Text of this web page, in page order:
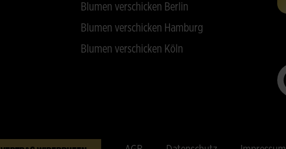
Blumen verschicken Berlin
Blumen verschicken Hamburg
Blumen verschicken Köln